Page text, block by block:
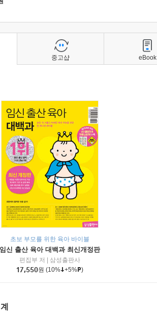
초보 부모를 위한 육아 바이블
임신 출산 육아 대백과 최신개정판
편집부 저
삼성출판사
17,550원 (10% +5% )
중고샵 eBook